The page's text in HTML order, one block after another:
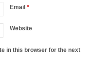
Email*
Website
in this browser for the next